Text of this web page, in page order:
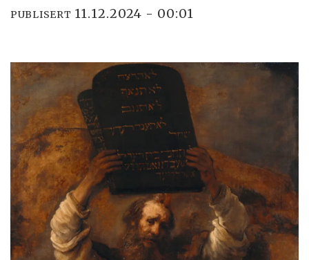
PUBLISERT 11.12.2024 - 00:01